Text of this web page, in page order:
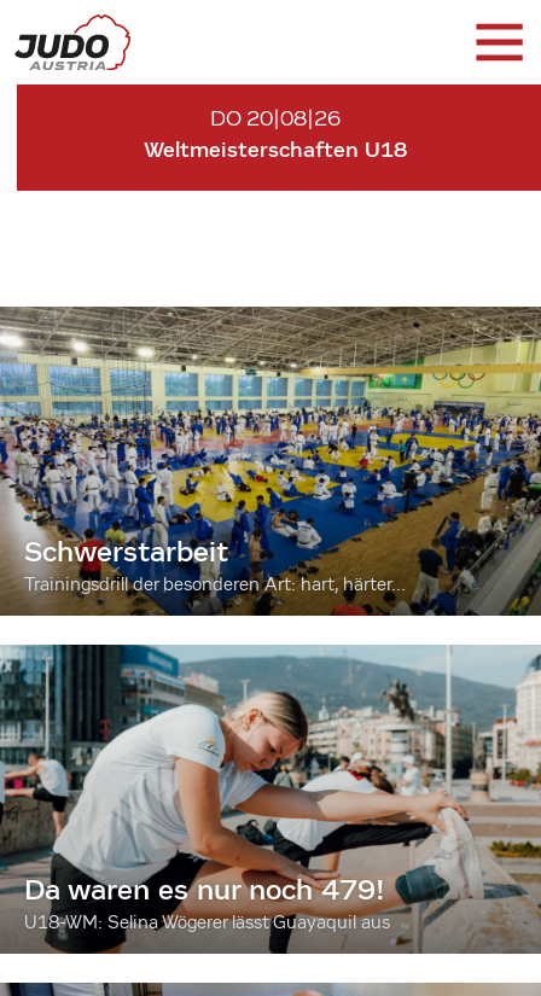
DO 20|08|26
Weltmeisterschaften U18
Schwerstarbeit
Trainingsdrill der besonderen Art: hart, härter...
Da waren es nur noch 479!
U18-WM: Selina Wögerer lässt Guayaquil aus